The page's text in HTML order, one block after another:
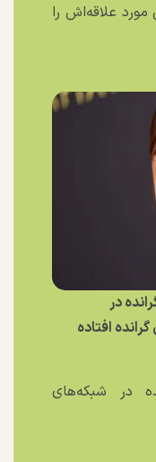
مورد علاقه‌اش را
در
افتاده
در شبکه‌های